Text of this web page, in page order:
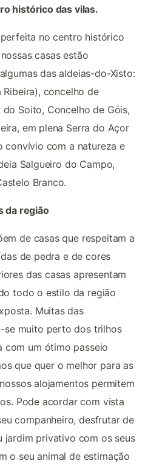
histórico das vilas.
no centro histórico
casas estão
das aldeias-do-Xisto:
concelho de
Soito, Concelho de Góis,
em plena Serra do Açor
convívio com a natureza e
Salgueiro do Campo,
Branco.
da região
de casas que respeitam a
de pedra e de cores
das casas apresentam
todo o estilo da região
Muitas das
se muito perto dos trilhos
com um ótimo passeio
que quer o melhor para as
alojamentos permitem
Pode acordar com vista
companheiro, desfrutar de
jardim privativo com os seus
o seu animal de estimação